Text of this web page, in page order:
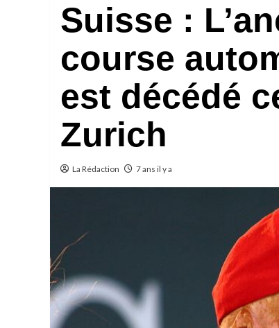
Suisse :
course
est décédé
Zurich
La Rédaction 7 ans il y a